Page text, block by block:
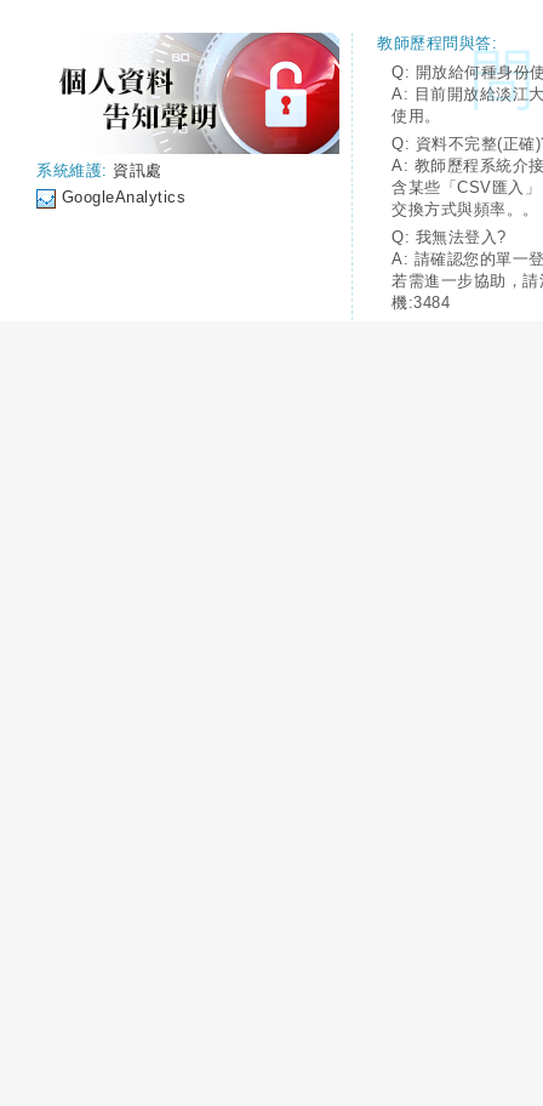
系統維護: 資訊處
GoogleAnalytics
教師歷程問與答:
Q: 開放給何種身份
A: 目前開放給淡江
使用。
Q: 資料不完整(正確
A: 教師歷程系統介
含某些「CSV匯入
交換方式與頻率。。
Q: 我無法登入?
A: 請確認您的單一
若需進一步協助，
機:3484